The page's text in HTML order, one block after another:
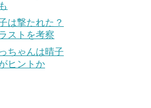
は撃たれた？
ストを考察
ちゃんは晴子
ヒントか